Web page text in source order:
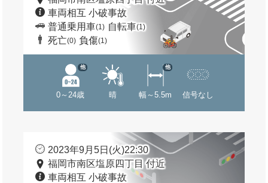
車両相互 小破事故
普通乗用車(1) 自転車(1)
死亡(0) 負傷(1)
0～24歳
他
晴 幅～5.5m
他
信号なし
2023年9月5日(火)22:30
福岡市南区塩原四丁目 付近
車両相互 小破事故